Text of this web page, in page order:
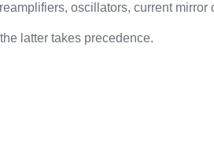
oscillators, current mirror
latter takes precedence.